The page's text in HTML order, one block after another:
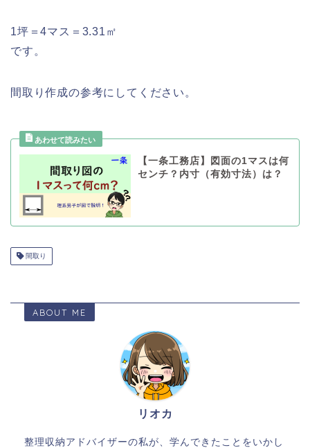
1坪＝4マス＝3.31㎡
です。
間取り作成の参考にしてください。
【一条工務店】図面の1マスは何
センチ？内寸（有効寸法）は？
間取り
ABOUT ME
リオカ
整理収納アドバイザーの私が、学んできたことをいかし